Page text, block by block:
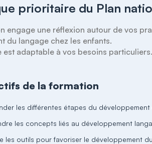
prioritaire du Plan
engage une réflexion autour de vos
du langage chez les enfants.
est adaptable à vos besoins particuliers.
de la formation
les concepts liés au développement
les outils pour favoriser le développement